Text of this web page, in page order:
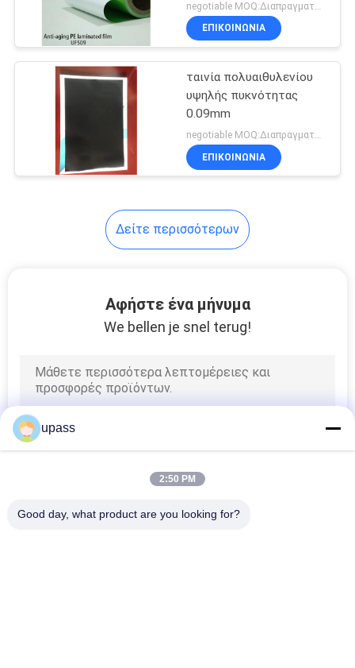
ΕΠΙΚΟΙΝΩΝΊΑ
ταινία πολυαιθυλενίου
υψηλής πυκνότητας
0.09mm
negotiable MOQ:Διαπραγματεύσιμος
ΕΠΙΚΟΙΝΩΝΊΑ
Δείτε περισσότερων
Αφήστε ένα μήνυμα
We bellen je snel terug!
upass
2:50 PM
Good day, what product are you looking for?